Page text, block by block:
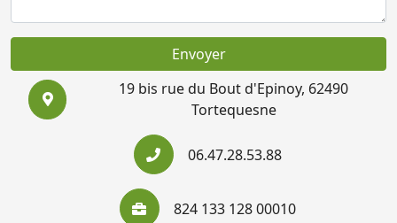
Envoyer
19 bis rue du Bout d'Epinoy, 62490
Tortequesne
06.47.28.53.88
824 133 128 00010